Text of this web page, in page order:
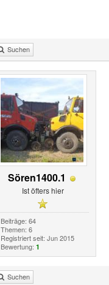
Suchen
Sören1400.1
Ist öfters hier
Beiträge: 64
Themen: 6
Registriert seit: Jun 2015
Bewertung: 1
Suchen